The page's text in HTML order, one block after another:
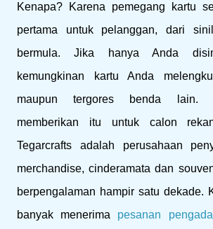
Kenapa? Karena pemegang kartu
pertama untuk pelanggan, dari
bermula. Jika hanya Anda
kemungkinan kartu Anda
maupun tergores benda lain.
memberikan itu untuk calon
Tegarcrafts adalah perusahaan
merchandise, cinderamata dan
berpengalaman hampir satu dekade.
banyak menerima pesanan